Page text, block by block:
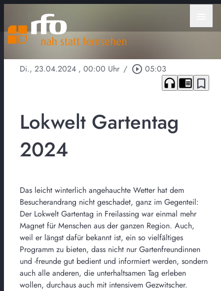
Di., 23.04.2024 , 00:00 Uhr / play_circle_outline 05:03
headphones chrome_reader_mode bookmark_border
Lokwelt Gartentag
2024
Das leicht winterlich angehauchte Wetter hat dem
Besucherandrang nicht geschadet, ganz im Gegenteil:
Der Lokwelt Gartentag in Freilassing war einmal mehr
Magnet für Menschen aus der ganzen Region. Auch,
weil er längst dafür bekannt ist, ein so vielfältiges
Programm zu bieten, dass nicht nur Gartenfreundinnen
und -freunde gut bedient und informiert werden, sondern
auch alle anderen, die unterhaltsamen Tag erleben
wollen, durchaus auch mit intensivem Gezwitscher.